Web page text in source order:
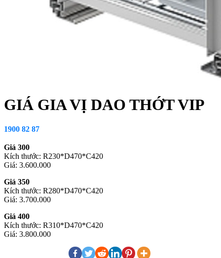
GIÁ GIA VỊ DAO THỚT VIP
1900 82 87
Giá 300
Kích thước: R230*D470*C420
Giá: 3.600.000
Giá 350
Kích thước: R280*D470*C420
Giá: 3.700.000
Giá 400
Kích thước: R310*D470*C420
Giá: 3.800.000